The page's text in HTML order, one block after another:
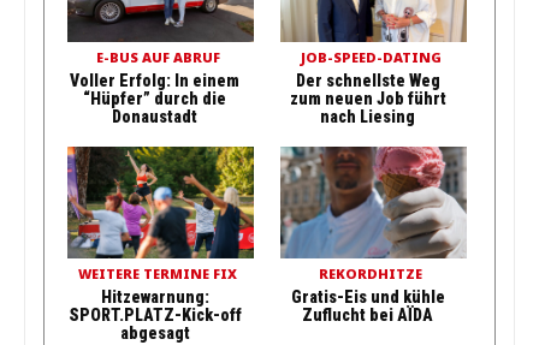
E-BUS AUF ABRUF
Voller Erfolg: In einem
“Hüpfer” durch die
Donaustadt
JOB-SPEED-DATING
Der schnellste Weg
zum neuen Job führt
nach Liesing
WEITERE TERMINE FIX
Hitzewarnung:
SPORT.PLATZ-Kick-off
abgesagt
REKORDHITZE
Gratis-Eis und kühle
Zuflucht bei AÏDA